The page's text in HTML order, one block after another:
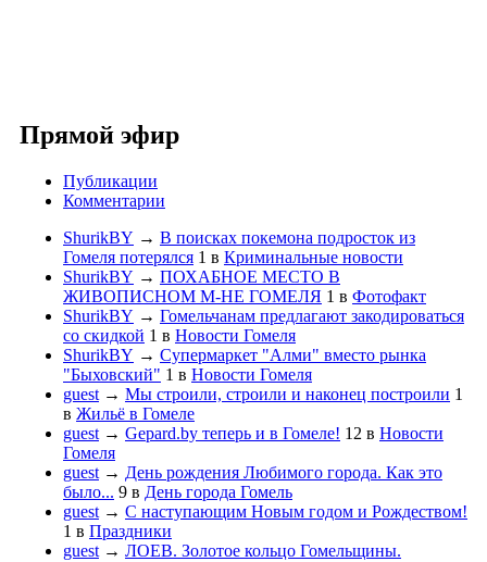
Прямой эфир
Публикации
Комментарии
ShurikBY → В поисках покемона подросток из
Гомеля потерялся 1 в Криминальные новости
ShurikBY → ПОХАБНОЕ МЕСТО В
ЖИВОПИСНОМ М-НЕ ГОМЕЛЯ 1 в Фотофакт
ShurikBY → Гомельчанам предлагают закодироваться
со скидкой 1 в Новости Гомеля
ShurikBY → Супермаркет "Алми" вместо рынка
"Быховский" 1 в Новости Гомеля
guest → Мы строили, строили и наконец построили 1
в Жильё в Гомеле
guest → Gepard.by теперь и в Гомеле! 12 в Новости
Гомеля
guest → День рождения Любимого города. Как это
было... 9 в День города Гомель
guest → С наступающим Новым годом и Рождеством!
1 в Праздники
guest → ЛОЕВ. Золотое кольцо Гомельщины.